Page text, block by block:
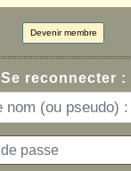
Devenir membre
Se reconnecter :